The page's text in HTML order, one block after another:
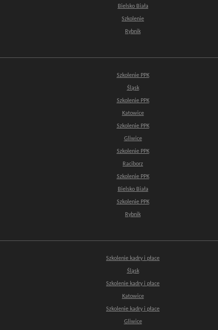
Bielsko Biała
Szkolenie
Rybnik
Szkolenie PPK
Śląsk
Szkolenie PPK
Katowice
Szkolenie PPK
Gliwice
Szkolenie PPK
Raciborz
Szkolenie PPK
Bielsko Biała
Szkolenie PPK
Rybnik
Szkolenie kadry i płace
Śląsk
Szkolenie kadry i płace
Katowice
Szkolenie kadry i płace
Gliwice